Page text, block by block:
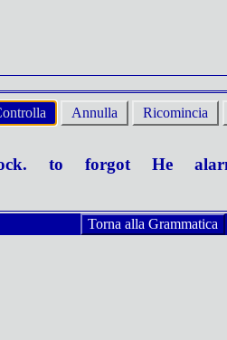
Annulla Ricomincia
to forgot He
Torna alla Grammatica